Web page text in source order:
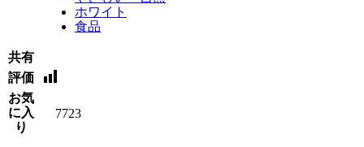
ホワイト
食品
共有
評価
お気
に入
り
7723